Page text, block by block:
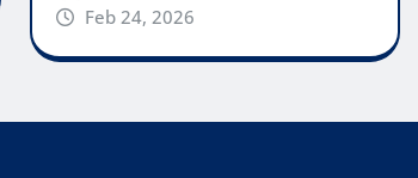
Feb 24, 2026